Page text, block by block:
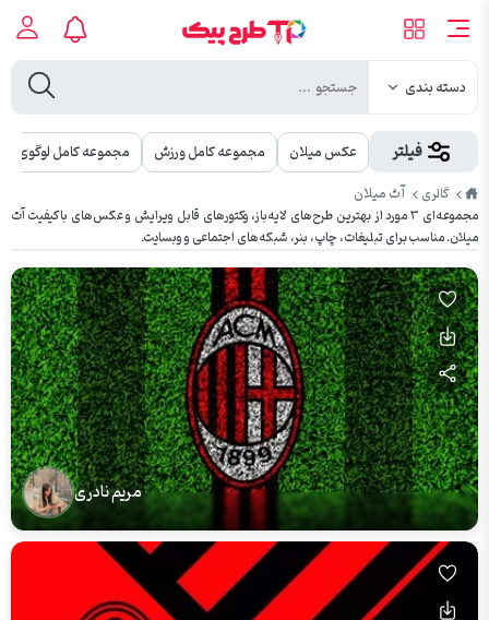
دسته بندی
فیلتر عکس میلان مجموعه کامل ورزش
مجموعه کامل لوگوی
طرح
پیک
گالری آث میلان
مجموعه‌ای ۳ مورد از بهترین طرح‌های لایه‌باز، وکتورهای قابل ویرایش و عکس‌های باکیفیت آث
میلان. مناسب برای تبلیغات، چاپ، بنر، شبکه‌های اجتماعی و وبسایت.
مریم نادری